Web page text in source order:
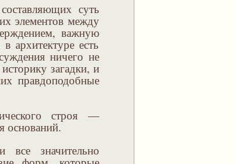
суть
элементов между
важную
архитектуре есть
ничего не
загадки, и
правдоподобные
строя —
оснований.
все значительно